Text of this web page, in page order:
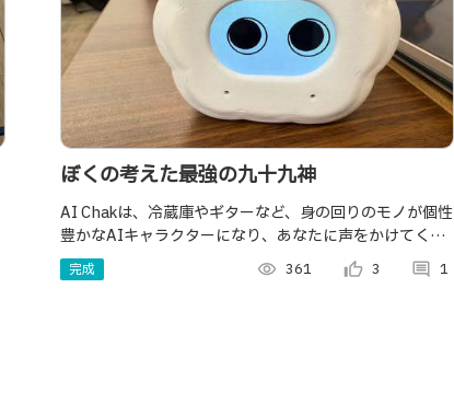
ぼくの考えた最強の九十九神
AI Chakは、冷蔵庫やギターなど、身の回りのモノが個性
豊かなAIキャラクターになり、あなたに声をかけてくれ
る全く新しいパートナーAI。
完成 visibility 361 thumb_up_alt 3 comment 1